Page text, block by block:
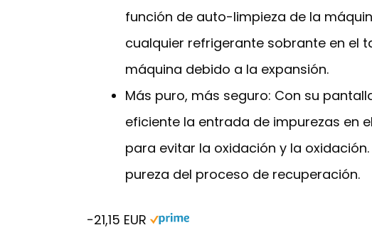
función de auto-limpieza de la
cualquier refrigerante sobrante en el
máquina debido a la expansión.
Más puro, más seguro: Con su
eficiente la entrada de impurezas en
para evitar la oxidación y la
pureza del proceso de recuperación.
−21,15 EUR